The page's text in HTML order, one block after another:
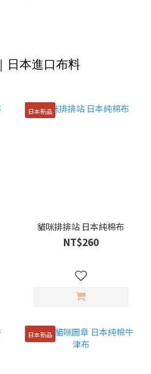
｜日本進口布料
日本新品
貓咪排排站 日本純棉布
NT$260
日本新品